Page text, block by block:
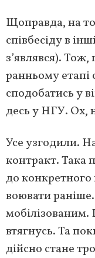
Щоправда, на
співбесіду в
з’являвся).
ранньому етапі
сподобатись у
десь у НГУ. Ох,
Усе узгодили.
контракт. Така
до
воювати
мобілізованим.
втягнусь. Та
дійсно стане